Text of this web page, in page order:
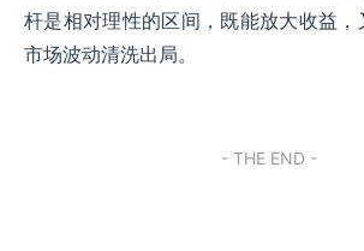
杆是相对理性的区间，既能放大收益
市场波动清洗出局。
- THE END -